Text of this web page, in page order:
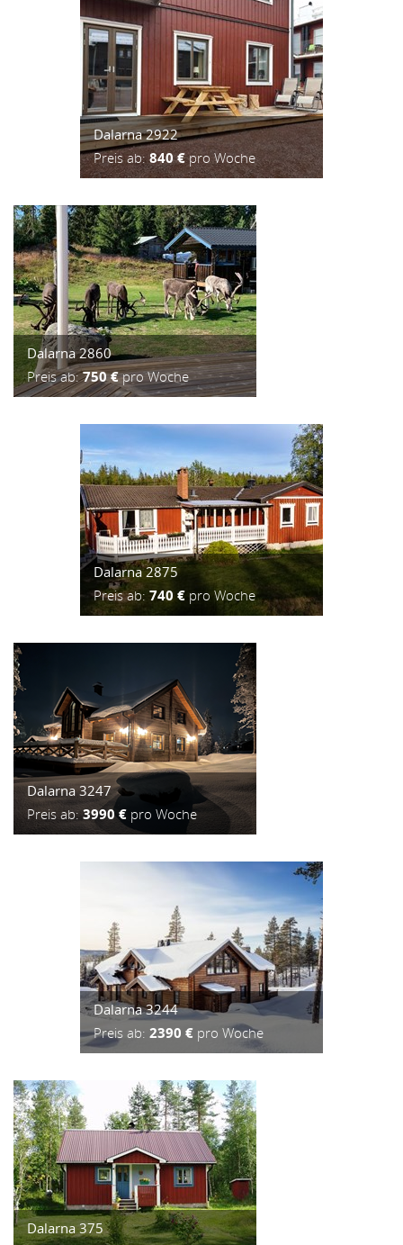
Dalarna 2922
Preis ab:840 €pro Woche
Dalarna 2860
Preis ab:750 €pro Woche
Dalarna 2875
Preis ab: 740 € pro Woche
Dalarna 3247
Preis ab:3990 € pro Woche
Dalarna 3244
Preis ab: 2390 € pro Woche
Dalarna 375